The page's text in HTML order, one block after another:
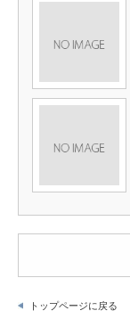
トップページに戻る